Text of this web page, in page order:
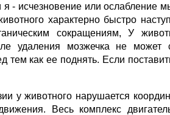
- исчезновение или ослабление
характерно быстро
сокращениям, У
удаления мозжечка не может
тем как ее поднять. Если
у животного нарушается
Весь комплекс